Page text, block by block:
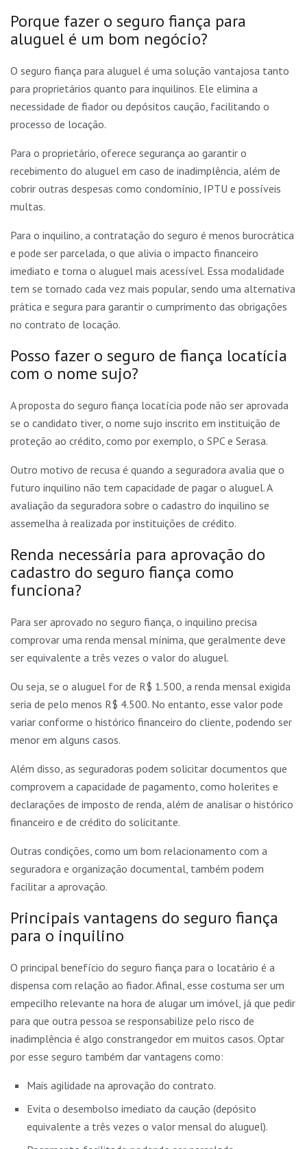
Porque fazer o seguro fiança para
aluguel é um bom negócio?
O seguro fiança para aluguel é uma solução vantajosa tanto
para proprietários quanto para inquilinos. Ele elimina a
necessidade de fiador ou depósitos caução, facilitando o
processo de locação.
Para o proprietário, oferece segurança ao garantir o
recebimento do aluguel em caso de inadimplência, além de
cobrir outras despesas como condomínio, IPTU e possíveis
multas.
Para o inquilino, a contratação do seguro é menos burocrática
e pode ser parcelada, o que alivia o impacto financeiro
imediato e torna o aluguel mais acessível. Essa modalidade
tem se tornado cada vez mais popular, sendo uma alternativa
prática e segura para garantir o cumprimento das obrigações
no contrato de locação.
Posso fazer o seguro de fiança locatícia
com o nome sujo?
A proposta do seguro fiança locatícia pode não ser aprovada
se o candidato tiver, o nome sujo inscrito em instituição de
proteção ao crédito, como por exemplo, o SPC e Serasa.
Outro motivo de recusa é quando a seguradora avalia que o
futuro inquilino não tem capacidade de pagar o aluguel. A
avaliação da seguradora sobre o cadastro do inquilino se
assemelha à realizada por instituições de crédito.
Renda necessária para aprovação do
cadastro do seguro fiança como
funciona?
Para ser aprovado no seguro fiança, o inquilino precisa
comprovar uma renda mensal mínima, que geralmente deve
ser equivalente a três vezes o valor do aluguel.
Ou seja, se o aluguel for de R$ 1.500, a renda mensal exigida
seria de pelo menos R$ 4.500. No entanto, esse valor pode
variar conforme o histórico financeiro do cliente, podendo ser
menor em alguns casos.
Além disso, as seguradoras podem solicitar documentos que
comprovem a capacidade de pagamento, como holerites e
declarações de imposto de renda, além de analisar o histórico
financeiro e de crédito do solicitante.
Outras condições, como um bom relacionamento com a
seguradora e organização documental, também podem
facilitar a aprovação.
Principais vantagens do seguro fiança
para o inquilino
O principal benefício do seguro fiança para o locatário é a
dispensa com relação ao fiador. Afinal, esse costuma ser um
empecilho relevante na hora de alugar um imóvel, já que pedir
para que outra pessoa se responsabilize pelo risco de
inadimplência é algo constrangedor em muitos casos. Optar
por esse seguro também dar vantagens como:
Mais agilidade na aprovação do contrato.
Evita o desembolso imediato da caução (depósito
equivalente a três vezes o valor mensal do aluguel).